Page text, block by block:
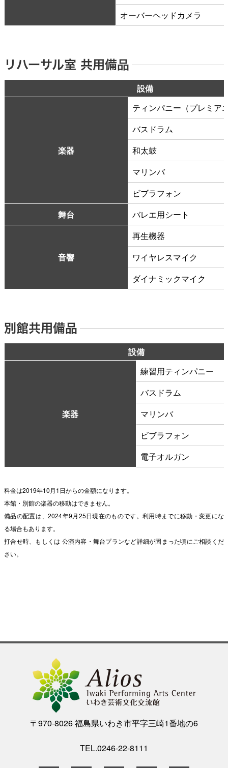
オーバーヘッドカメラ
リハーサル室 共用備品
設備
楽器
ティンパニー（プレミア
バスドラム
和太鼓
マリンバ
ビブラフォン
舞台
バレエ用シート
音響
再生機器
ワイヤレスマイク
ダイナミックマイク
別館共用備品
設備
楽器
練習用ティンパニー
バスドラム
マリンバ
ビブラフォン
電子オルガン
料金は2019年10月1日からの金額になります。
本館・別館の楽器の移動はできません。
備品の配置は、2024年9月25日現在のものです。利用時までに移動・変更にな
る場合もあります。
打合せ時、もしくは 公演内容・舞台プランなど詳細が固まった頃にご相談くだ
さい。
〒970-8026 福島県いわき市平字三崎1番地の6
TEL.0246-22-8111